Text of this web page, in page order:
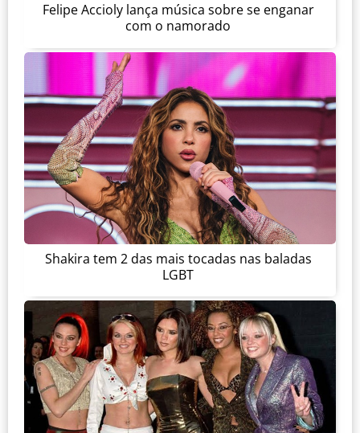
Felipe Accioly lança música sobre se enganar
com o namorado
Shakira tem 2 das mais tocadas nas baladas
LGBT